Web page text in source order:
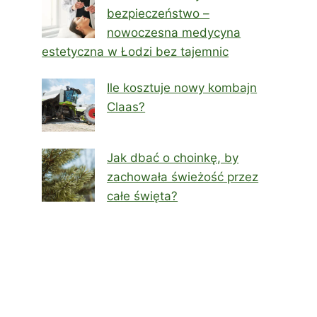
bezpieczeństwo –
nowoczesna medycyna
estetyczna w Łodzi bez tajemnic
Ile kosztuje nowy kombajn
Claas?
Jak dbać o choinkę, by
zachowała świeżość przez
całe święta?